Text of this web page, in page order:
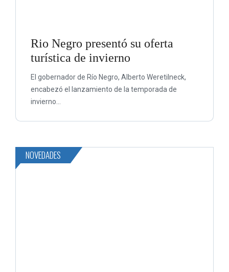
Rio Negro presentó su oferta
turística de invierno
El gobernador de Río Negro, Alberto Weretilneck,
encabezó el lanzamiento de la temporada de
invierno...
NOVEDADES